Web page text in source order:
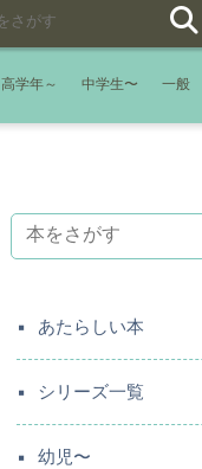
高学年～ 中学生〜 一般
あたらしい本
シリーズ一覧
幼児〜